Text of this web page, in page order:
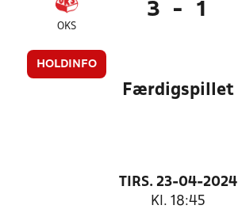
OKS
HOLDINFO
3 - 1
Færdigspillet
TIRS. 23-04-2024
Kl. 18:45